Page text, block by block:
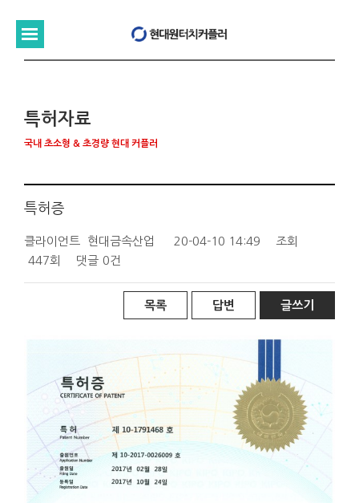
특허자료
국내 초소형 & 초경량 현대 커플러
특허증
클라이언트 현대금속산업 20-04-10 14:49
조회
447회
댓글 0건
목록 답변 글쓰기